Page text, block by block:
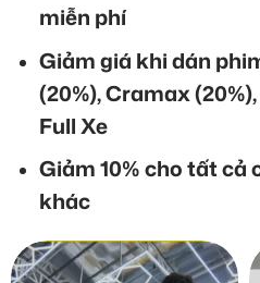
miễn phí
Giảm giá khi dán
(20%), Cramax
Full Xe
Giảm 10% cho tất cả
khác